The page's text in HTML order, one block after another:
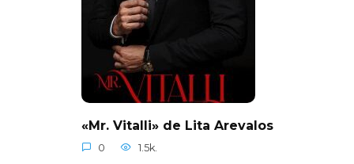
«Mr. Vitalli» de Lita Arevalos
0 1.5k.